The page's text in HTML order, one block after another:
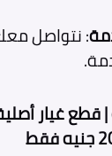
: نتواصل